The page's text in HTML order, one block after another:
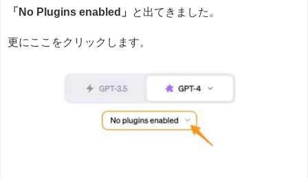
「No Plugins enabled」 と出てきました。
更にここをクリックします。